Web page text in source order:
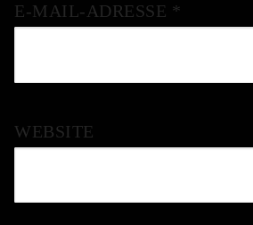
E-MAIL-ADRESSE *
WEBSITE